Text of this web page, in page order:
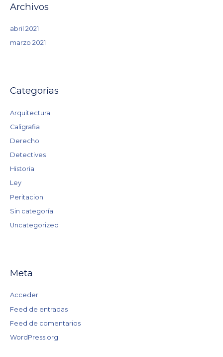
Archivos
abril 2021
marzo 2021
Categorías
Arquitectura
Caligrafia
Derecho
Detectives
Historia
Ley
Peritacion
Sin categoría
Uncategorized
Meta
Acceder
Feed de entradas
Feed de comentarios
WordPress.org